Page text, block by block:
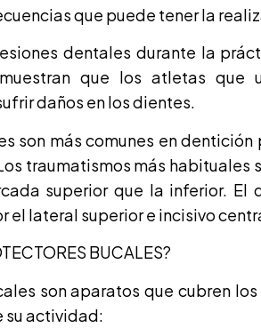
que puede tener la
dentales durante la
que los atletas que
daños en los dientes.
son más comunes en
traumatismos más
superior que la inferior.
el lateral superior e incisivo
BUCALES?
son aparatos que cubren
su actividad: